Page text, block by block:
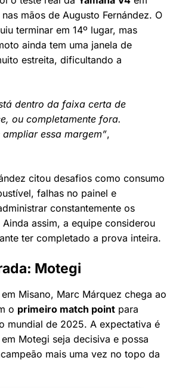
mãos de Augusto Fernández. O
terminar em 14º lugar, mas
ainda tem uma janela de
estreita, dificultando a
dentro da faixa certa de
ou completamente fora.
ampliar essa margem”,
citou desafios como consumo
falhas no painel e
constantemente os
assim, a equipe considerou
ter completado a prova inteira.
Motegi
Misano, Marc Márquez chega ao
o primeiro match point para
mundial de 2025. A expectativa é
Motegi seja decisiva e possa
mais uma vez no topo da